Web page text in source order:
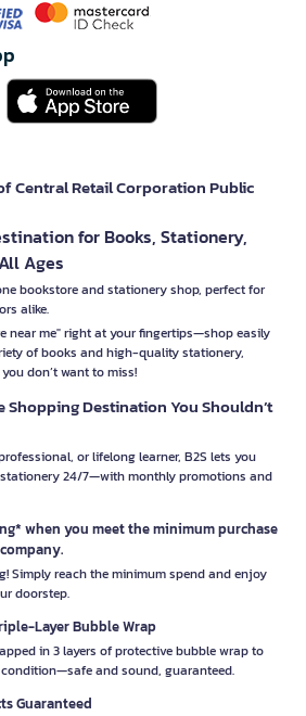
Central Retail Corporation Public
for Books, Stationery,
Ages
bookstore and stationery shop, perfect for
alike.
near me" right at your fingertips—shop easily
of books and high-quality stationery,
don’t want to miss!
Shopping Destination You Shouldn’t
or lifelong learner, B2S lets you
24/7—with monthly promotions and
when you meet the minimum purchase
Simply reach the minimum spend and enjoy
doorstep.
Layer Bubble Wrap
in 3 layers of protective bubble wrap to
and sound, guaranteed.
Guaranteed